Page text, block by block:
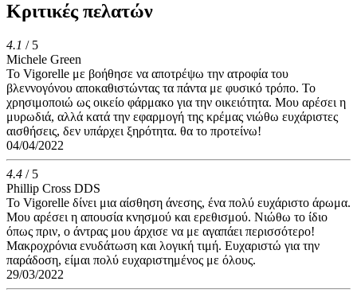
Κριτικές πελατών
4.1 / 5
Michele Green
Το Vigorelle με βοήθησε να αποτρέψω την ατροφία του
βλεννογόνου αποκαθιστώντας τα πάντα με φυσικό τρόπο. Το
χρησιμοποιώ ως οικείο φάρμακο για την οικειότητα. Μου αρέσει η
μυρωδιά, αλλά κατά την εφαρμογή της κρέμας νιώθω ευχάριστες
αισθήσεις, δεν υπάρχει ξηρότητα. θα το προτείνω!
04/04/2022
4.4 / 5
Phillip Cross DDS
Το Vigorelle δίνει μια αίσθηση άνεσης, ένα πολύ ευχάριστο άρωμα.
Μου αρέσει η απουσία κνησμού και ερεθισμού. Νιώθω το ίδιο
όπως πριν, ο άντρας μου άρχισε να με αγαπάει περισσότερο!
Μακροχρόνια ενυδάτωση και λογική τιμή. Ευχαριστώ για την
παράδοση, είμαι πολύ ευχαριστημένος με όλους.
29/03/2022